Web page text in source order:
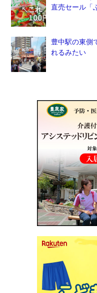
直売セール「
豊中駅の東側
れるみたい